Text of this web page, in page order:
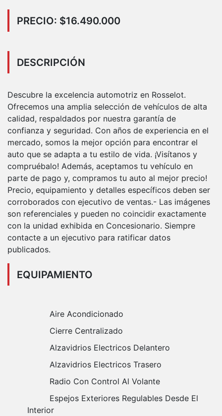
PRECIO: $16.490.000
DESCRIPCIÓN
Descubre la excelencia automotriz en Rosselot.
Ofrecemos una amplia selección de vehículos de alta
calidad, respaldados por nuestra garantía de
confianza y seguridad. Con años de experiencia en el
mercado, somos la mejor opción para encontrar el
auto que se adapta a tu estilo de vida. ¡Visítanos y
compruébalo! Además, aceptamos tu vehículo en
parte de pago y, compramos tu auto al mejor precio!
Precio, equipamiento y detalles específicos deben ser
corroborados con ejecutivo de ventas.- Las imágenes
son referenciales y pueden no coincidir exactamente
con la unidad exhibida en Concesionario. Siempre
contacte a un ejecutivo para ratificar datos
publicados.
EQUIPAMIENTO
Aire Acondicionado
Cierre Centralizado
Alzavidrios Electricos Delantero
Alzavidrios Electricos Trasero
Radio Con Control Al Volante
Interior